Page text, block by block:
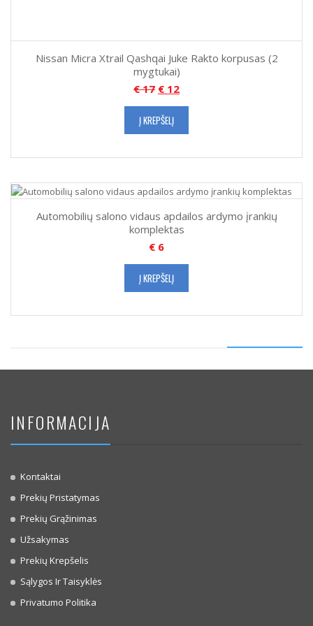
Nissan Micra Xtrail Qashqai Juke Rakto korpusas (2
mygtukai)
€17 € 12
Į KREPŠELĮ
Automobilių salono vidaus apdailos ardymo įrankių
komplektas
€ 6
Į KREPŠELĮ
INFORMACIJA
Kontaktai
Prekių Pristatymas
Prekių Grąžinimas
Užsakymas
Prekių Krepšelis
Sąlygos Ir Taisyklės
Privatumo Politika